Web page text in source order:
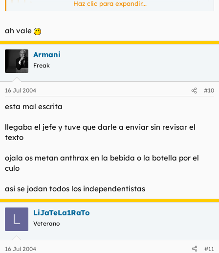
Armani rebuznó:
ojala os metan anthrax(en la priva),o mejor por el
culo(el anthrax directamente, sin intermediarios)
:D :D :D :D
Haz clic para expandir...
ah, ok.
Permiteme una ultima pregunta...anthrax a quienes?
Uffff! esto ya es más complicado, pero asi a botepronto yo
diría que a los
jarrainaziradicalessolomeimportalaindependenciayalosdemasq
uelesjodan como el tal huncetas.
Haz clic para expandir...
ah vale
Armani
Freak
16 Jul 2004 #10
esta mal escrita
llegaba el jefe y tuve que darle a enviar sin revisar el
texto
ojala os metan anthrax en la bebida o la botella por el
culo
asi se jodan todos los independentistas
L LiJaTeLa1RaTo
Veterano
16 Jul 2004 #11